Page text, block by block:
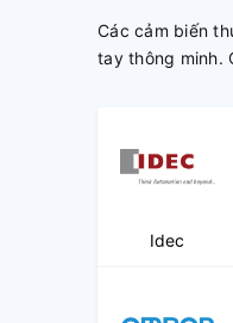
Các cảm biến
tay thông minh.
Idec